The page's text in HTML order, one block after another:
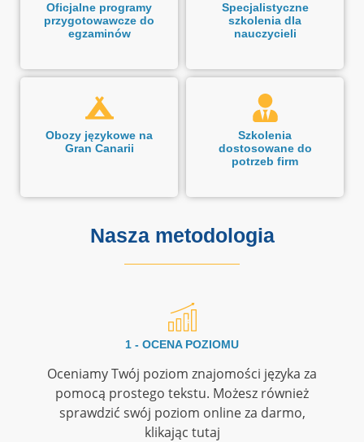
Oficjalne programy
przygotowawcze do
egzaminów
Specjalistyczne
szkolenia dla
nauczycieli
Obozy językowe na
Gran Canarii
Szkolenia
dostosowane do
potrzeb firm
Nasza metodologia
1 - OCENA POZIOMU
Oceniamy Twój poziom znajomości języka za
pomocą prostego tekstu. Możesz również
sprawdzić swój poziom online za darmo,
klikając tutaj